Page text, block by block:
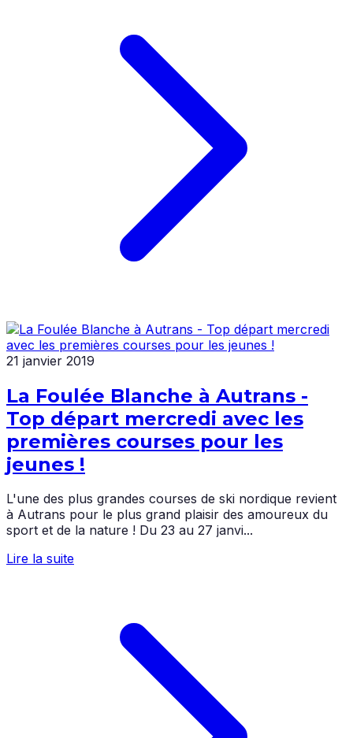
21 janvier 2019
La Foulée Blanche à Autrans -
Top départ mercredi avec les
premières courses pour les
jeunes !
L'une des plus grandes courses de ski nordique revient
à Autrans pour le plus grand plaisir des amoureux du
sport et de la nature ! Du 23 au 27 janvi...
Lire la suite